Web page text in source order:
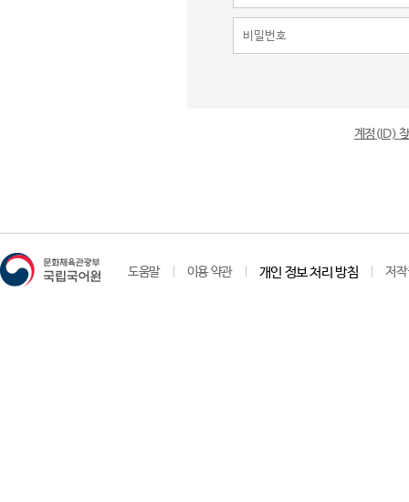
계정(ID)
도움말 이용 약관 개인 정보 처리 방침 저